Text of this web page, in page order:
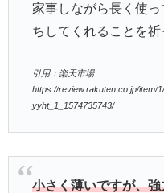
家事しながら長く使
ちしてくれることを祈
引用：楽天市場
https://review.rakuten.co.jp/item/
yyht_1_1574735743/
小さく薄いですが、